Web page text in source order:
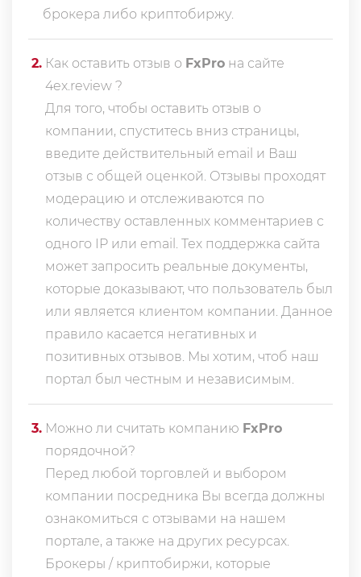
брокера либо криптобиржу.
2. Как оставить отзыв о FxPro на сайте
4ex.review ?
Для того, чтобы оставить отзыв о
компании, спуститесь вниз страницы,
введите действительный email и Ваш
отзыв с общей оценкой. Отзывы проходят
модерацию и отслеживаются по
количеству оставленных комментариев с
одного IP или email. Тех поддержка сайта
может запросить реальные документы,
которые доказывают, что пользователь был
или является клиентом компании. Данное
правило касается негативных и
позитивных отзывов. Мы хотим, чтоб наш
портал был честным и независимым.
3. Можно ли считать компанию FxPro
порядочной?
Перед любой торговлей и выбором
компании посредника Вы всегда должны
ознакомиться с отзывами на нашем
портале, а также на других ресурсах.
Брокеры / криптобиржи, которые